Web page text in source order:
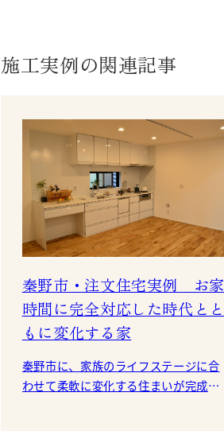
施工実例の関連記事
秦野市・注文住宅実例 お家
時間に完全対応した時代とと
もに変化する家
秦野市に、家族のライフステージに合
わせて柔軟に変化する住まいが完成を